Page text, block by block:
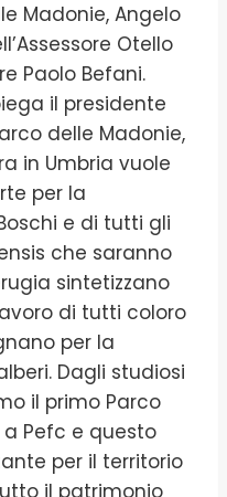
Madonie, Angelo
Otello
Paolo Befani.
il presidente
delle Madonie,
in Umbria vuole
per la
e di tutti gli
che saranno
sintetizzano
di tutti coloro
per la
Dagli studiosi
il primo Parco
Pefc e questo
per il territorio
il patrimonio